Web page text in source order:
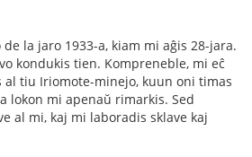
la jaro 1933-a, kiam mi aĝis 28-jara.
kondukis tien. Kompreneble, mi eĉ
al tiu Iriomote-minejo, kuun oni timas
lokon mi apenaŭ rimarkis. Sed
al mi, kaj mi laboradis sklave kaj